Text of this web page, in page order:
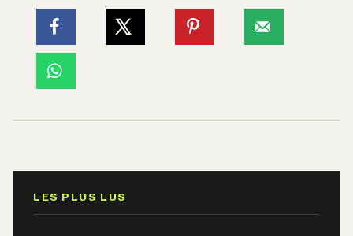
LES PLUS LUS